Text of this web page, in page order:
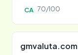
CA 70/100
gmvaluta.com